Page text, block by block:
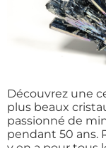
Découvrez une
plus beaux
passionné de
pendant 50 ans.